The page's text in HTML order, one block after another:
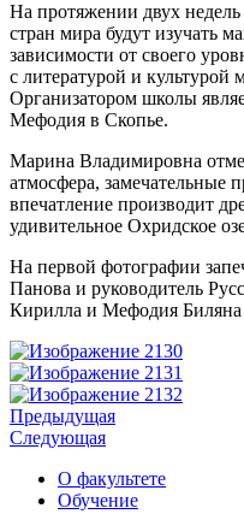
На протяжении двух
стран мира будут изучать
зависимости от своего
с литературой и культурой
Организатором школы
Мефодия в Скопье.
Марина Владимировна
атмосфера, замечательные
впечатление производит
удивительное Охридское
На первой фотографии
Панова и руководитель
Кирилла и Мефодия
Предыдущая
Следующая
О факультете
Обучение